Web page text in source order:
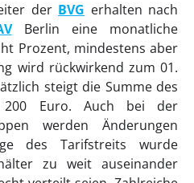
der BVG erhalten nach
Berlin eine monatliche
Prozent, mindestens aber
wird rückwirkend zum 01.
steigt die Summe des
200 Euro. Auch bei der
werden Änderungen
des Tarifstreits wurde
zu weit auseinander